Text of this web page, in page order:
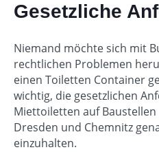
Gesetzliche
Niemand möchte sich mit
rechtlichen Problemen
einen Toiletten Container
wichtig, die gesetzlichen
Miettoiletten auf Baustellen
Dresden und Chemnitz
einzuhalten.